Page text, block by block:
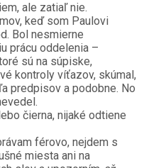
ale zatiaľ nie.
keď som Paulovi
Bol nesmierne
prácu oddelenia –
sú na súpiske,
kontroly víťazov, skúmal,
predpisov a podobne. No
čierna, nijaké odtiene
férovo, nejdem s
miesta ani na